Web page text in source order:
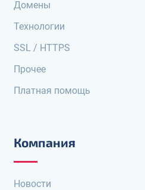
Домены
Технологии
SSL / HTTPS
Прочее
Платная помощь
Компания
Новости